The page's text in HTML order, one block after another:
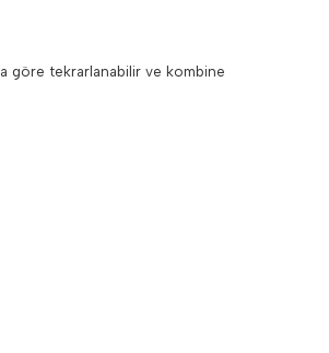
göre tekrarlanabilir ve kombine